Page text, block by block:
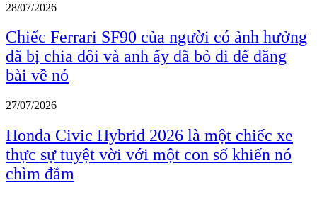
28/07/2026
Chiếc Ferrari SF90 của người có ảnh hưởng
đã bị chia đôi và anh ấy đã bỏ đi để đăng
bài về nó
27/07/2026
Honda Civic Hybrid 2026 là một chiếc xe
thực sự tuyệt vời với một con số khiến nó
chìm đắm